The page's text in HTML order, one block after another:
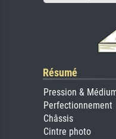
Résumé
Pression &
Perfectionnement
Châssis
Cintre photo